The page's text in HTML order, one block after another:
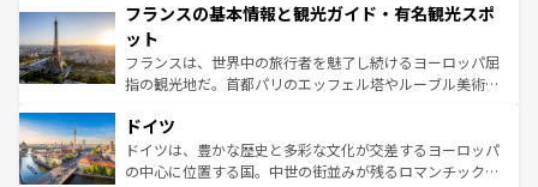
ませてくれるイタリアで、忘れられない旅をしてみよう！
なお、新着のイタリア情報は
しい。
文化が根付くこの国では、情熱的なフラメンコ、熱気あふ
れる闘牛、そして美味しいタパスが生活の一部となってい
る。首都マドリードの洗練された雰囲気や、バルセロナの
アートに溢れた街角から、地方では古代ローマ遺跡や中世
せる。地方によって風土や気候が異なるスペインはその個
性で訪れる人を魅了する。 なお、新着のスペイン情報は コ
ンテンツ一覧を参照してほしい。
フランスの基本情報と観光ガイド・有名観光スポ
ット
フランスは、世界中の旅行者を魅了し続けるヨーロッパ屈
指の観光地だ。首都パリのエッフェル塔やルーブル美術館
で、幅広い魅力が詰まっている。華麗な宮殿、歴史的な大
聖堂、美しいビーチ、そして豊かな自然が、訪れる者を心
から魅了する。また、フランスは美食の国としても知ら
ドイツ
ドイツは、豊かな歴史と多彩な文化が交差するヨーロッパ
の中心に位置する国。中世の街並みが残るロマンチック街